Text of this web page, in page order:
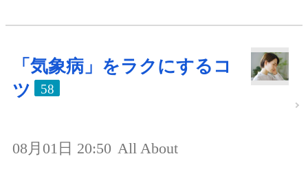
「気象病」をラクにするコ
ツ
58
08月01日 20:50 All About